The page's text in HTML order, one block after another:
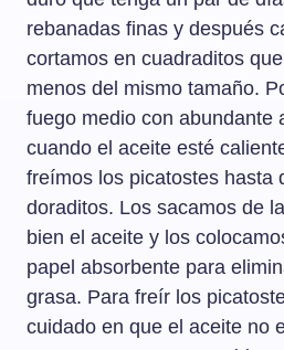
rebanadas finas y después
cortamos en cuadraditos
menos del mismo tamaño.
fuego medio con abundante
cuando el aceite esté
freímos los picatostes hasta
doraditos. Los sacamos de
bien el aceite y los
papel absorbente para
grasa. Para freír los
cuidado en que el aceite no